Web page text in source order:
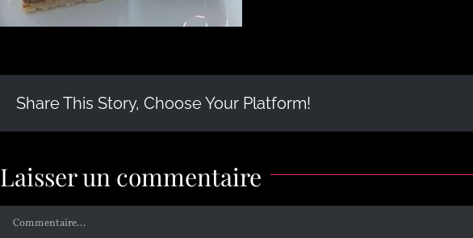
Share This Story, Choose Your Platform!
Laisser un commentaire